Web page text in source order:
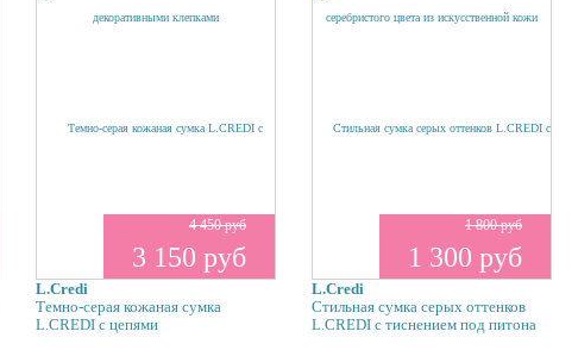
4 450 руб
3 150 руб
L.Credi
Темно-серая кожаная сумка
L.CREDI с цепями
1 800 руб
1 300 руб
L.Credi
Стильная сумка серых оттенков
L.CREDI с тиснением под питона